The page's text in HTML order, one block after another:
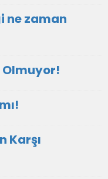
ne zaman
Olmuyor!
Karşı